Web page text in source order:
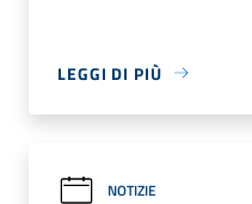
LEGGI DI PIÙ
NOTIZIE